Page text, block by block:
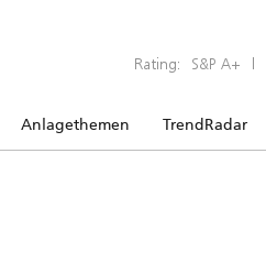
Rating: S&P A+ |
Anlagethemen TrendRadar